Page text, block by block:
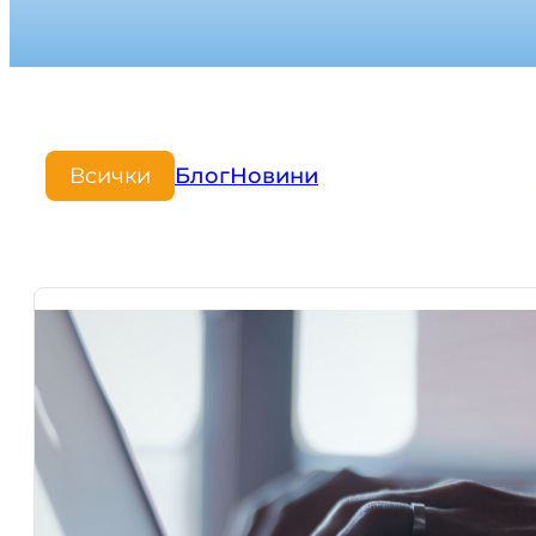
Всички БлогНовини